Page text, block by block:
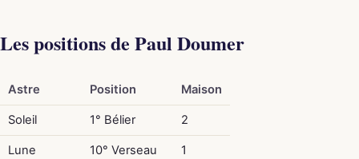
Les positions de Paul Doumer
Astre Position Maison
Soleil 1° Bélier 2
Lune 10° Verseau 1